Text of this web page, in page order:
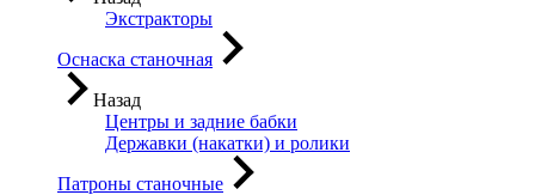
Экстракторы
Оснаска станочная
Назад
Центры и задние бабки
Державки (накатки) и ролики
Патроны станочные